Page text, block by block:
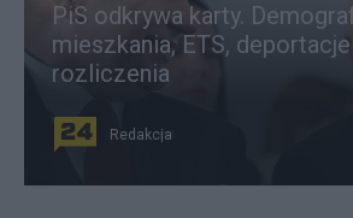
PiS odkrywa karty.
mieszkania, ETS,
rozliczenia
Redakcja